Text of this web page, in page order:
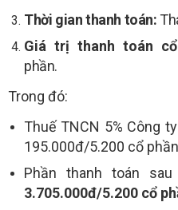
Thời gian thanh toán:
Giá trị thanh toán
phần.
Trong đó:
Thuế TNCN 5% Công
195.000đ/5.200 cổ
Phần thanh toán
3.705.000đ/5.200 cổ